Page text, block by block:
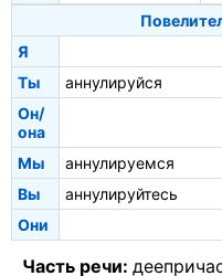
Я
Ты
аннулируйся
Он/
она
Мы
аннулируемся
Вы
аннулируйтесь
Они
Часть речи: